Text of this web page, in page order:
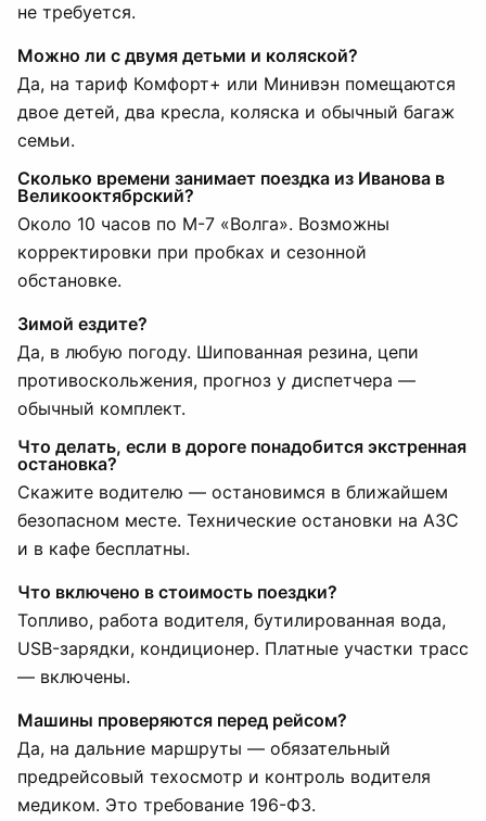
не требуется.
Можно ли с двумя детьми и коляской?
Да, на тариф Комфорт+ или Минивэн помещаются
двое детей, два кресла, коляска и обычный багаж
семьи.
Сколько времени занимает поездка из Иванова в
Великооктябрский?
Около 10 часов по М-7 «Волга». Возможны
корректировки при пробках и сезонной
обстановке.
Зимой ездите?
Да, в любую погоду. Шипованная резина, цепи
противоскольжения, прогноз у диспетчера —
обычный комплект.
Что делать, если в дороге понадобится экстренная
остановка?
Скажите водителю — остановимся в ближайшем
безопасном месте. Технические остановки на АЗС
и в кафе бесплатны.
Что включено в стоимость поездки?
Топливо, работа водителя, бутилированная вода,
USB-зарядки, кондиционер. Платные участки трасс
— включены.
Машины проверяются перед рейсом?
Да, на дальние маршруты — обязательный
предрейсовый техосмотр и контроль водителя
медиком. Это требование 196-ФЗ.